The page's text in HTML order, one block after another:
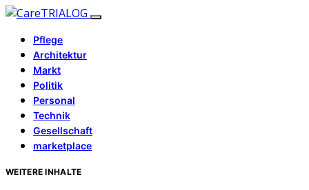
Pflege
Architektur
Markt
Politik
Personal
Technik
Gesellschaft
marketplace
WEITERE INHALTE